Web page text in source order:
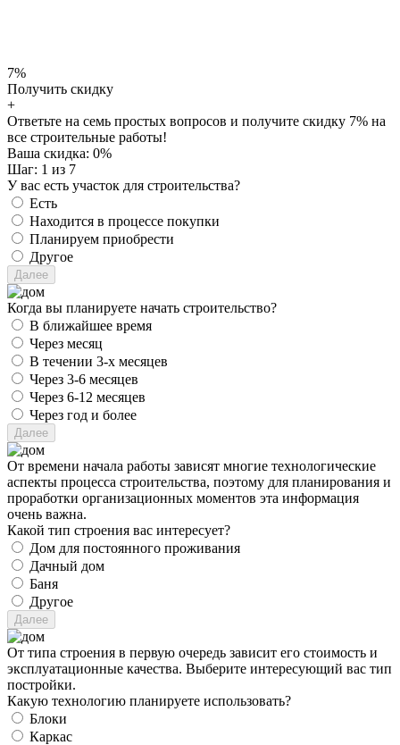
7%
Получить скидку
+
Ответьте на семь простых вопросов и получите скидку 7% на
все строительные работы!
Ваша скидка: 0%
Шаг: 1 из 7
У вас есть участок для строительства?
Есть
Находится в процессе покупки
Планируем приобрести
Другое
Когда вы планируете начать строительство?
В ближайшее время
Через месяц
В течении 3-х месяцев
Через 3-6 месяцев
Через 6-12 месяцев
Через год и более
От времени начала работы зависят многие технологические
аспекты процесса строительства, поэтому для планирования и
проработки организационных моментов эта информация
очень важна.
Какой тип строения вас интересует?
Дом для постоянного проживания
Дачный дом
Баня
Другое
От типа строения в первую очередь зависит его стоимость и
эксплуатационные качества. Выберите интересующий вас тип
постройки.
Какую технологию планируете использовать?
Блоки
Каркас